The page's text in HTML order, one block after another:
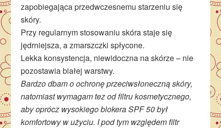
zapobiegająca przedwczesnemu starzeniu się
skóry.
Przy regularnym stosowaniu skóra staje się
jędrniejsza, a zmarszczki spłycone.
Lekka konsystencja, niewidoczna na skórze – nie
pozostawia białej warstwy.
Bardzo dbam o ochronę przeciwsłoneczną skóry,
natomiast wymagam tez od filtru kosmetycznego,
aby oprócz wysokiego blokera SPF 50 był
komfortowy w użyciu. I pod tym względem filtr